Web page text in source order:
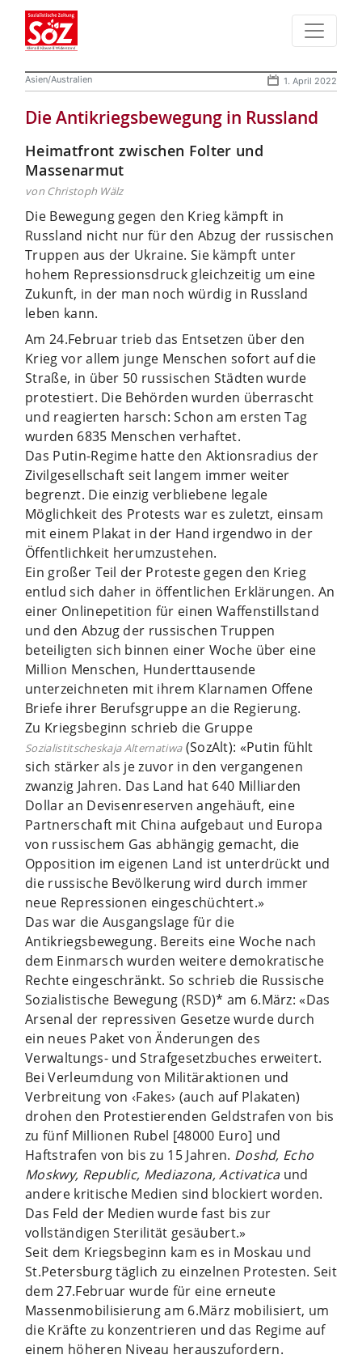
Asien/Australien 1. April 2022
Die Antikriegsbewegung in Russland
Heimatfront zwischen Folter und
Massenarmut
von Christoph Wälz
Die Bewegung gegen den Krieg kämpft in
Russland nicht nur für den Abzug der russischen
Truppen aus der Ukraine. Sie kämpft unter
hohem Repressionsdruck gleichzeitig um eine
Zukunft, in der man noch würdig in Russland
leben kann.
Am 24.Februar trieb das Entsetzen über den
Krieg vor allem junge Menschen sofort auf die
Straße, in über 50 russischen Städten wurde
protestiert. Die Behörden wurden überrascht
und reagierten harsch: Schon am ersten Tag
wurden 6835 Menschen verhaftet.
Das Putin-Regime hatte den Aktionsradius der
Zivilgesellschaft seit langem immer weiter
begrenzt. Die einzig verbliebene legale
Möglichkeit des Protests war es zuletzt, einsam
mit einem Plakat in der Hand irgendwo in der
Öffentlichkeit herumzustehen.
Ein großer Teil der Proteste gegen den Krieg
entlud sich daher in öffentlichen Erklärungen. An
einer Onlinepetition für einen Waffenstillstand
und den Abzug der russischen Truppen
beteiligten sich binnen einer Woche über eine
Million Menschen, Hunderttausende
unterzeichneten mit ihrem Klarnamen Offene
Briefe ihrer Berufsgruppe an die Regierung.
Zu Kriegsbeginn schrieb die Gruppe
Sozialistitscheskaja Alternatiwa­(SozAlt): «Putin fühlt
sich stärker als je zuvor in den vergangenen
zwanzig Jahren. Das Land hat 640 Milliarden
Dollar an Devisenreserven angehäuft, eine
Partnerschaft mit China aufgebaut und Europa
von russischem Gas abhängig gemacht, die
Opposition im eigenen Land ist unterdrückt und
die russische Bevölkerung wird durch immer
neue Repressionen eingeschüchtert.»
Das war die Ausgangslage für die
Antikriegsbewegung. Bereits eine Woche nach
dem Einmarsch wurden weitere demokratische
Rechte eingeschränkt. So schrieb die Russische
Sozialistische Bewegung (RSD)* am 6.März: «Das
Arsenal der repressiven Gesetze wurde durch
ein neues Paket von Änderungen des
Verwaltungs- und Strafgesetzbuches erweitert.
Bei Verleumdung von Militäraktionen und
Verbreitung von ‹Fakes› (auch auf Plakaten)
drohen den Protestierenden Geldstrafen von bis
zu fünf Millionen Rubel [48000 Euro] und
Haftstrafen von bis zu 15 Jahren. Doshd, Echo
Moskwy, Republic, Mediazona, Activaticaund
andere kritische Medien sind blockiert worden.
Das Feld der Medien wurde fast bis zur
vollständigen Sterilität gesäubert.»
Seit dem Kriegsbeginn kam es in Moskau und
St.Petersburg täglich zu einzelnen Protesten. Seit
dem 27.Februar wurde für eine erneute
Massenmobilisierung am 6.März mobilisiert, um
die Kräfte zu konzentrieren und das Regime auf
einem höheren Niveau herauszufordern.